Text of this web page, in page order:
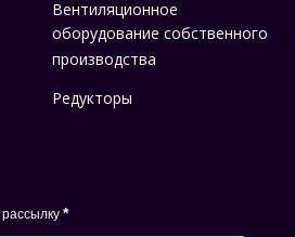
Вентиляционное
оборудование собственного
производства
Редукторы
*